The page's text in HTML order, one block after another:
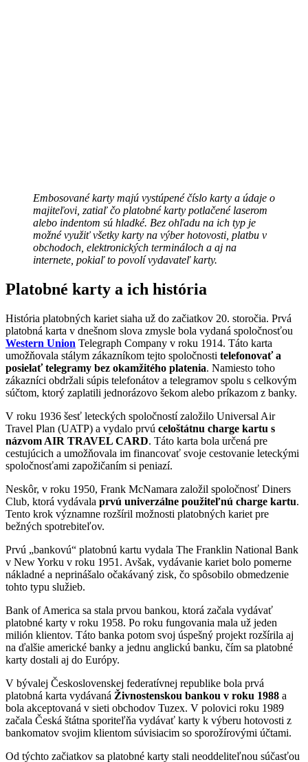
Embosované karty majú vystúpené číslo karty a údaje o
majiteľovi, zatiaľ čo platobné karty potlačené laserom
alebo indentom sú hladké. Bez ohľadu na ich typ je
možné využiť všetky karty na výber hotovosti, platbu v
obchodoch, elektronických termináloch a aj na
internete, pokiaľ to povolí vydavateľ karty.
Platobné karty a ich história
História platobných kariet siaha už do začiatkov 20. storočia. Prvá
platobná karta v dnešnom slova zmysle bola vydaná spoločnosťou
Western Union Telegraph Company v roku 1914. Táto karta
umožňovala stálym zákazníkom tejto spoločnosti telefonovať a
posielať telegramy bez okamžitého platenia. Namiesto toho
zákazníci obdržali súpis telefonátov a telegramov spolu s celkovým
súčtom, ktorý zaplatili jednorázovo šekom alebo príkazom z banky.
V roku 1936 šesť leteckých spoločností založilo Universal Air
Travel Plan (UATP) a vydalo prvú celoštátnu charge kartu s
názvom AIR TRAVEL CARD. Táto karta bola určená pre
cestujúcich a umožňovala im financovať svoje cestovanie leteckými
spoločnosťami zapožičaním si peniazí.
Neskôr, v roku 1950, Frank McNamara založil spoločnosť Diners
Club, ktorá vydávala prvú univerzálne použiteľnú charge kartu.
Tento krok významne rozšíril možnosti platobných kariet pre
bežných spotrebiteľov.
Prvú „bankovú“ platobnú kartu vydala The Franklin National Bank
v New Yorku v roku 1951. Avšak, vydávanie kariet bolo pomerne
nákladné a neprinášalo očakávaný zisk, čo spôsobilo obmedzenie
tohto typu služieb.
Bank of America sa stala prvou bankou, ktorá začala vydávať
platobné karty v roku 1958. Po roku fungovania mala už jeden
milión klientov. Táto banka potom svoj úspešný projekt rozšírila aj
na ďalšie americké banky a jednu anglickú banku, čím sa platobné
karty dostali aj do Európy.
V bývalej Československej federatívnej republike bola prvá
platobná karta vydávaná Živnostenskou bankou v roku 1988 a
bola akceptovaná v sieti obchodov Tuzex. V polovici roku 1989
začala Česká štátna sporiteľňa vydávať karty k výberu hotovosti z
bankomatov svojim klientom súvisiacim so sporožírovými účtami.
Od týchto začiatkov sa platobné karty stali neoddeliteľnou súčasťou